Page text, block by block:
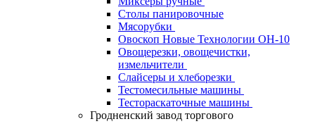
Столы панировочные
Мясорубки
Овоскоп Новые Технологии ОН-10
Овощерезки, овощечистки,
измельчители
Слайсеры и хлеборезки
Тестомесильные машины
Тестораскаточные машины
Гродненский завод торгового